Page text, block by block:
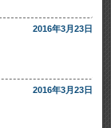
2016年3月23日
2016年3月23日